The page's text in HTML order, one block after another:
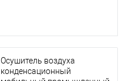
Осушитель воздуха
конденсационный